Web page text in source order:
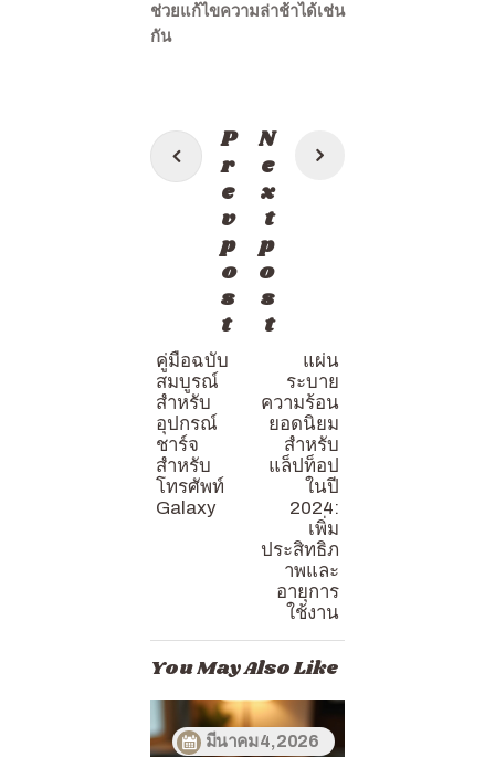
ช่วยแก้ไขความล่าช้าได้เช่น
กัน
แนะแนว
เรื่อง
P
r
e
v
p
o
s
t
คู่มือฉบับ
สมบูรณ์
สำหรับ
อุปกรณ์
ชาร์จ
สำหรับ
โทรศัพท์
Galaxy
N
e
x
t
p
o
s
t
แผ่น
ระบาย
ความร้อน
ยอดนิยม
สำหรับ
แล็ปท็อป
ในปี
2024:
เพิ่ม
ประสิทธิภ
าพและ
อายุการ
ใช้งาน
You May Also Like
มีนาคม 4, 2026